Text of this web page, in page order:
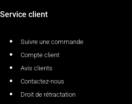
Service client
Suivre une commande
Compte client
Avis clients
Contactez-nous
Droit de rétractation